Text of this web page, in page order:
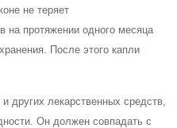
не теряет
на протяжении одного месяца
После этого капли
других лекарственных средств,
Он должен совпадать с